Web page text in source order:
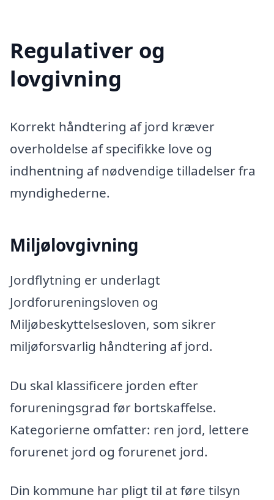
Regulativer og
lovgivning
Korrekt håndtering af jord kræver
overholdelse af specifikke love og
indhentning af nødvendige tilladelser fra
myndighederne.
Miljølovgivning
Jordflytning er underlagt
Jordforureningsloven og
Miljøbeskyttelsesloven, som sikrer
miljøforsvarlig håndtering af jord.
Du skal klassificere jorden efter
forureningsgrad før bortskaffelse.
Kategorierne omfatter: ren jord, lettere
forurenet jord og forurenet jord.
Din kommune har pligt til at føre tilsyn